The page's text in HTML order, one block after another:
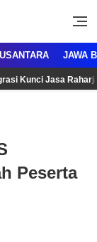
JAWA
Kunci Jasa
Peserta